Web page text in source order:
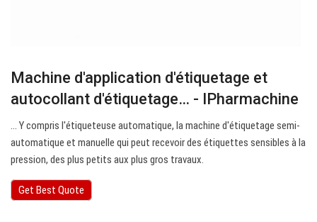
Machine d'application d'étiquetage et
autocollant d'étiquetage… - IPharmachine
… Y compris l'étiqueteuse automatique, la machine d'étiquetage semi-
automatique et manuelle qui peut recevoir des étiquettes sensibles à la
pression, des plus petits aux plus gros travaux.
Get Best Quote